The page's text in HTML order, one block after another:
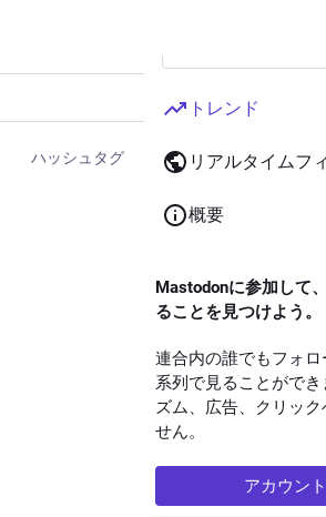
ハッシュタグ ニュース
トレンド
リアルタイムフ
概要
Mastodonに参加して
ることを見つけよう。
連合内の誰でもフォ
系列で見ることがで
ズム、広告、クリッ
せん。
アカウン